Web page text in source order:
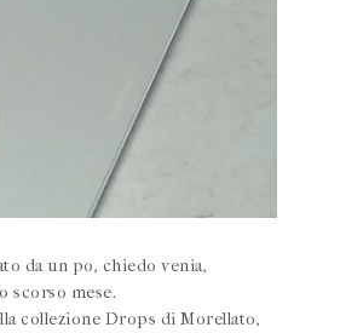
da un po, chiedo venia,
scorso mese.
collezione Drops di Morellato,